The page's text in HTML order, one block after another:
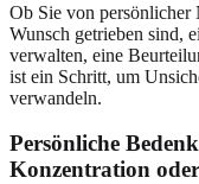
Ob Sie von persönlicher
Wunsch getrieben sind,
verwalten, eine
ist ein Schritt, um
verwandeln.
Persönliche
Konzentration